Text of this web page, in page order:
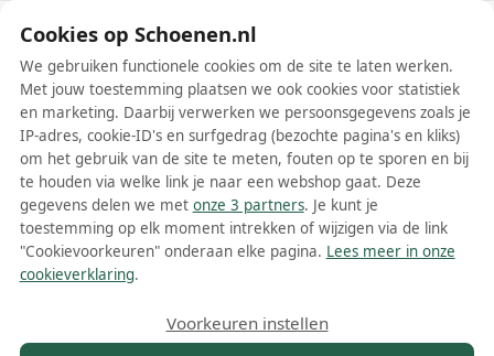
Schoenen.nl
Wis filters Alle filters
Beige Regarde le Ciel
damesschoenen
Meer lezen
Ballerinas Boots Mocassins Pumps Sandalen
Cookies op Schoenen.nl
We gebruiken functionele cookies om de site te laten werken.
Met jouw toestemming plaatsen we ook cookies voor statistiek
en marketing. Daarbij verwerken we persoonsgegevens zoals je
IP-adres, cookie-ID's en surfgedrag (bezochte pagina's en kliks)
om het gebruik van de site te meten, fouten op te sporen en bij
te houden via welke link je naar een webshop gaat. Deze
gegevens delen we met onze 3 partners. Je kunt je
toestemming op elk moment intrekken of wijzigen via de link
"Cookievoorkeuren" onderaan elke pagina. Lees meer in onze
cookieverklaring.
Voorkeuren instellen